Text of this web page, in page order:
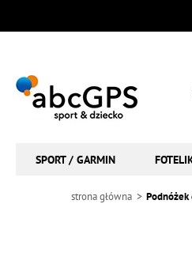
SPORT / GARMIN
strona główna